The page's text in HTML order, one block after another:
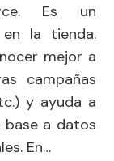
Es un
la tienda.
mejor a
campañas
y ayuda a
a datos
En…